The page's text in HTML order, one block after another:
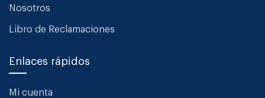
Nosotros
Libro de Reclamaciones
Enlaces rápidos
Mi cuenta